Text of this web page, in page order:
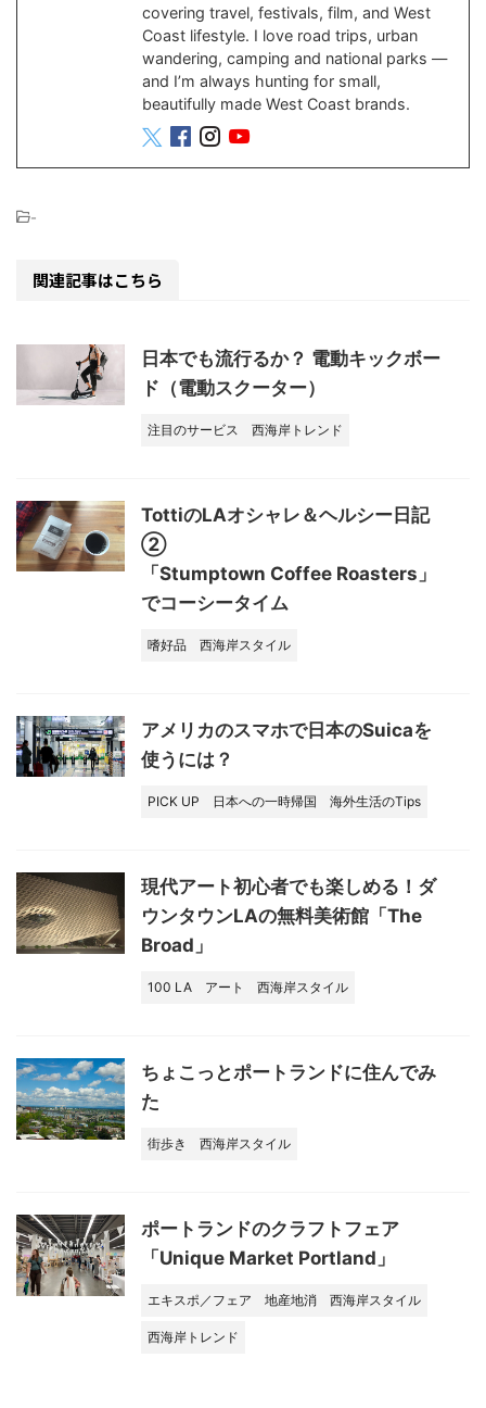
covering travel, festivals, film, and West
Coast lifestyle. I love road trips, urban
wandering, camping and national parks —
and I’m always hunting for small,
beautifully made West Coast brands.
-
関連記事はこちら
日本でも流行るか？ 電動キックボー
ド（電動スクーター）
注目のサービス 西海岸トレンド
TottiのLAオシャレ＆ヘルシー日記
②
「Stumptown Coffee Roasters」
でコーシータイム
嗜好品 西海岸スタイル
アメリカのスマホで日本のSuicaを
使うには？
PICK UP 日本への一時帰国 海外生活のTips
現代アート初心者でも楽しめる！ダ
ウンタウンLAの無料美術館「The
Broad」
100 LA アート 西海岸スタイル
ちょこっとポートランドに住んでみ
た
街歩き 西海岸スタイル
ポートランドのクラフトフェア
「Unique Market Portland」
エキスポ／フェア 地産地消 西海岸スタイル
西海岸トレンド